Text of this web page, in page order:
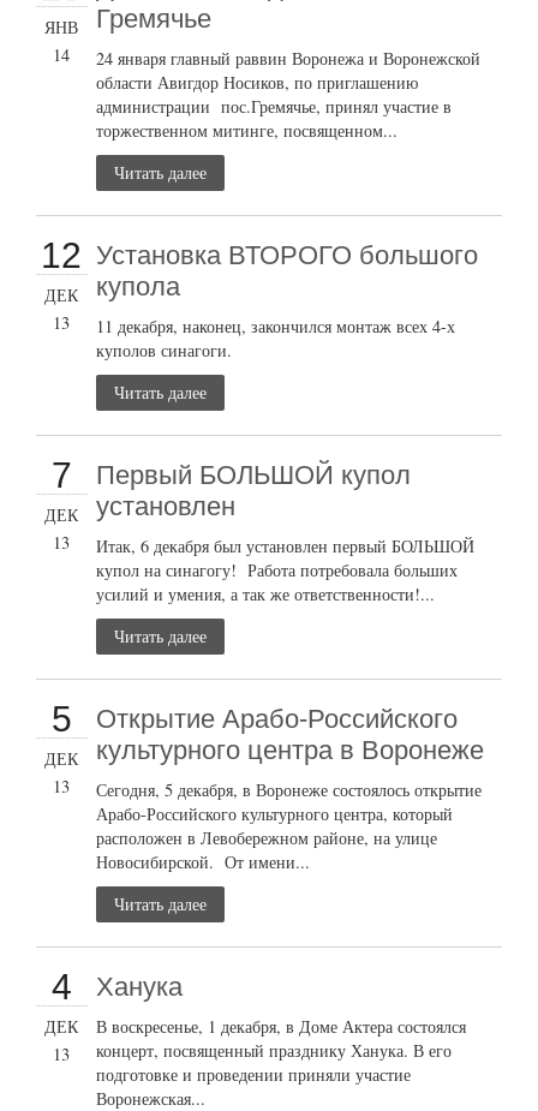
ЯНВ
14
Гремячье
24 января главный раввин Воронежа и Воронежской
области Авигдор Носиков, по приглашению
администрации пос.Гремячье, принял участие в
торжественном митинге, посвященном...
Читать далее
12
ДЕК
13
Установка ВТОРОГО большого
купола
11 декабря, наконец, закончился монтаж всех 4-х
куполов синагоги.
Читать далее
7
ДЕК
13
Первый БОЛЬШОЙ купол
установлен
Итак, 6 декабря был установлен первый БОЛЬШОЙ
купол на синагогу! Работа потребовала больших
усилий и умения, а так же ответственности!...
Читать далее
5
ДЕК
13
Открытие Арабо-Российского
культурного центра в Воронеже
Сегодня, 5 декабря, в Воронеже состоялось открытие
Арабо-Российского культурного центра, который
расположен в Левобережном районе, на улице
Новосибирской. От имени...
Читать далее
4
ДЕК
13
Ханука
В воскресенье, 1 декабря, в Доме Актера состоялся
концерт, посвященный празднику Ханука. В его
подготовке и проведении приняли участие
Воронежская...